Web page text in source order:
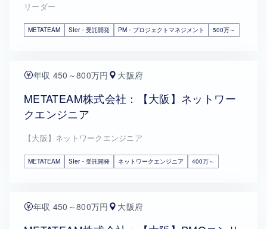
リーダー
METATEAM SIer・受託開発 PM・プロジェクトマネジメント 500万～
年収 450～800万円 大阪府
METATEAM株式会社：【大阪】ネットワー
クエンジニア
【大阪】ネットワークエンジニア
METATEAM SIer・受託開発 ネットワークエンジニア 400万～
年収 450～800万円 大阪府